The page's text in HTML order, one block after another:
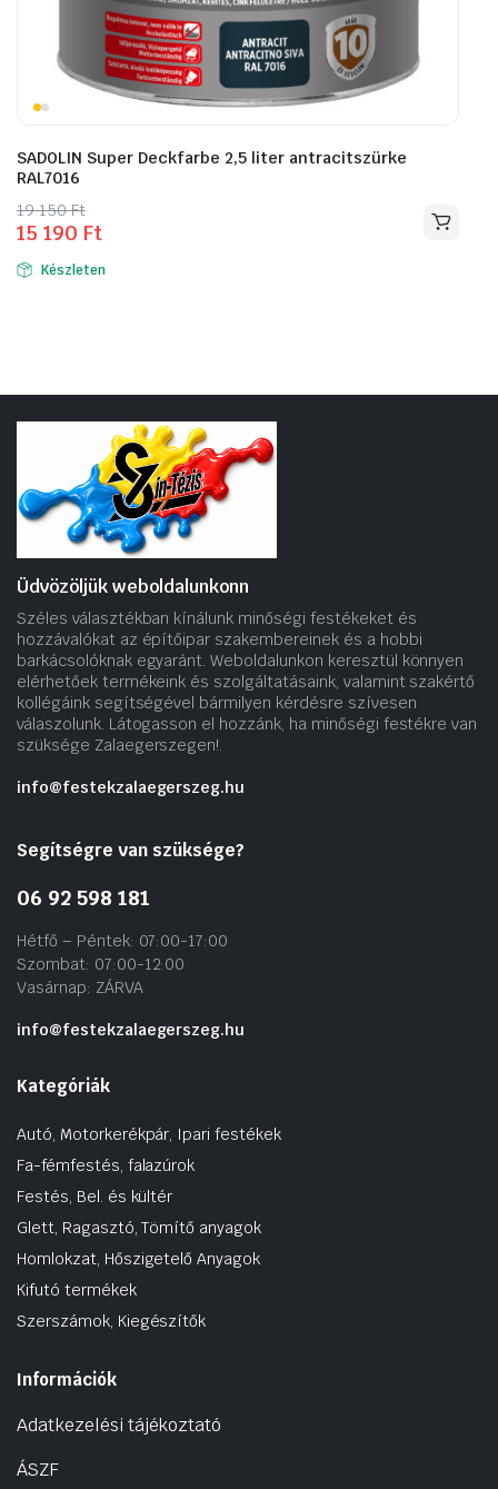
SADOLIN Super Deckfarbe 2,5 liter antracitszürke
RAL7016
19 150Ft
Original
price
was:
15 190 Ft
Current
price
is: Készleten
Üdvözöljük weboldalunkonn
Széles választékban kínálunk minőségi festékeket és
hozzávalókat az építőipar szakembereinek és a hobbi
barkácsolóknak egyaránt. Weboldalunkon keresztül könnyen
elérhetőek termékeink és szolgáltatásaink, valamint szakértő
kollégáink segítségével bármilyen kérdésre szívesen
válaszolunk. Látogasson el hozzánk, ha minőségi festékre van
szüksége Zalaegerszegen!.
info@festekzalaegerszeg.hu
Segítségre van szüksége?
06 92 598 181
Hétfő – Péntek: 07:00-17:00
Szombat: 07:00-12:00
Vasárnap: ZÁRVA
info@festekzalaegerszeg.hu
Kategóriák
Autó, Motorkerékpár, Ipari festékek
Fa-fémfestés, falazúrok
Festés, Bel. és kültér
Glett, Ragasztó, Tömítő anyagok
Homlokzat, Hőszigetelő Anyagok
Kifutó termékek
Szerszámok, Kiegészítők
Információk
Adatkezelési tájékoztató
ÁSZF